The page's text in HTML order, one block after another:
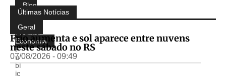
Compartilhe:
Blog
do
Almir
Freitas
Economia
P
u
bl
ic
Últimas Notícias
Geral
Frio aumenta e sol aparece entre nuvens
neste sábado no RS
07/08/2026 - 09:49